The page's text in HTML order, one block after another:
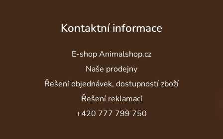
Kontaktní informace
E-shop Animalshop.cz
Naše prodejny
Řešení objednávek, dostupností zboží
Řešení reklamací
+420 777 799 750